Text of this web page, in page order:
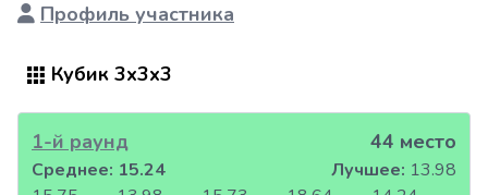
Профиль участника
Кубик 3x3x3
1-й раунд 44 место
Среднее: 15.24 Лучшее: 13.98